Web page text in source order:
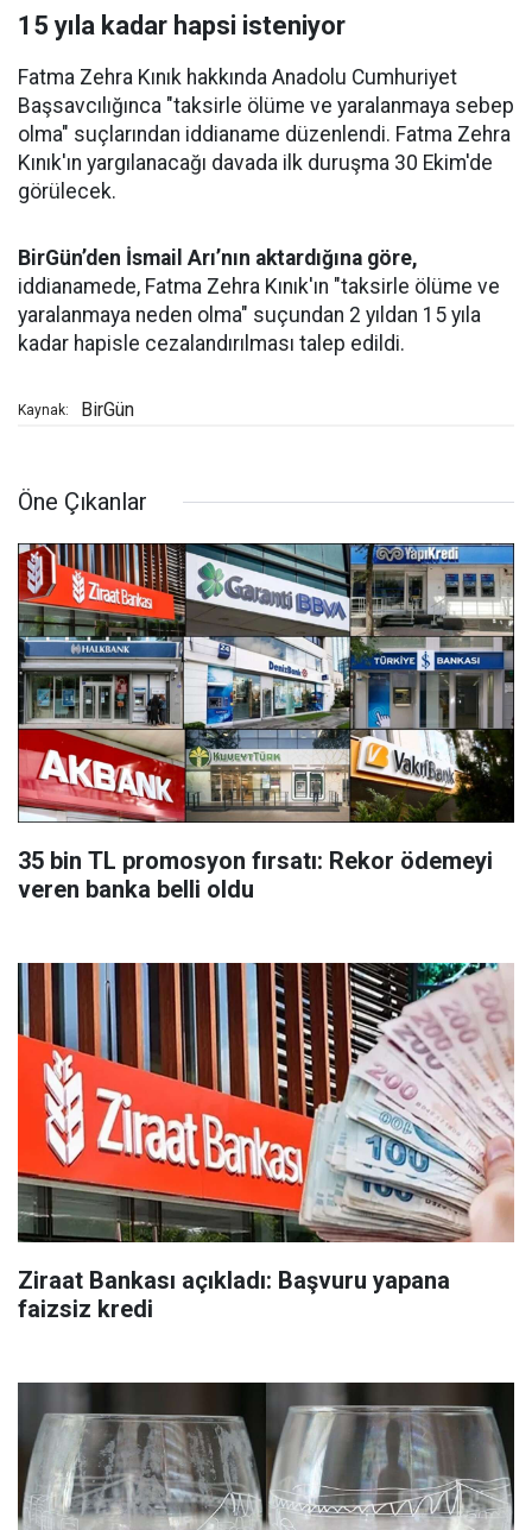
15 yıla kadar hapsi isteniyor
Fatma Zehra Kınık hakkında Anadolu Cumhuriyet
Başsavcılığınca "taksirle ölüme ve yaralanmaya sebep
olma" suçlarından iddianame düzenlendi. Fatma Zehra
Kınık'ın yargılanacağı davada ilk duruşma 30 Ekim'de
görülecek.
BirGün’den İsmail Arı’nın aktardığına göre,
iddianamede, Fatma Zehra Kınık'ın "taksirle ölüme ve
yaralanmaya neden olma" suçundan 2 yıldan 15 yıla
kadar hapisle cezalandırılması talep edildi.
Kaynak: BirGün
Öne Çıkanlar
35 bin TL promosyon fırsatı: Rekor ödemeyi
veren banka belli oldu
Ziraat Bankası açıkladı: Başvuru yapana
faizsiz kredi